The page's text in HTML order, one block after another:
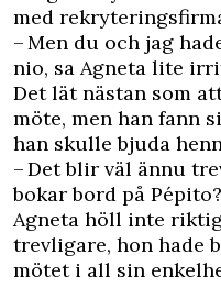
med
– Men du och jag
nio, sa Agneta lite
Det lät nästan som
möte, men han fann
han skulle bjuda
– Det blir väl ännu
bokar bord på Pépito?
Agneta höll inte
trevligare, hon hade
mötet i all sin